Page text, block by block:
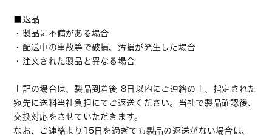
■返品
・製品に不備がある場合
・配送中の事故等で破損、汚損が発生した場合
・注文された製品と異なる場合
上記の場合は、製品到着後 8日以内にご連絡の上、指定された
宛先に送料当社負担にてご返送ください。当社で製品確認後、
交換対応をさせていただきます。
なお、ご連絡より15日を過ぎても製品の返送がない場合は、